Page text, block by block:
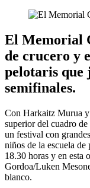
El Memorial
de crucero y
pelotaris que
semifinales.
Con Harkaitz Murua
superior del cuadro
un festival con
niños de la escuela
18.30 horas y en esta
Gordoa/Luken
blanco.